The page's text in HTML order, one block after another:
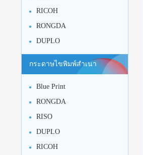
RICOH
RONGDA
DUPLO
กระดาษไขพิมพ์สำเนา
Blue Print
RONGDA
RISO
DUPLO
RICOH